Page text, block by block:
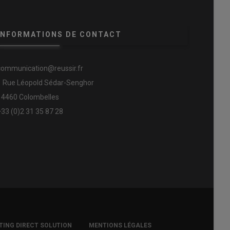
DE CONTACT
Rue Léopold Sédar-Senghor
Colombelles
(0)2 31 35 87 28
DIRECT SOLUTION MENTIONS LÉGALES